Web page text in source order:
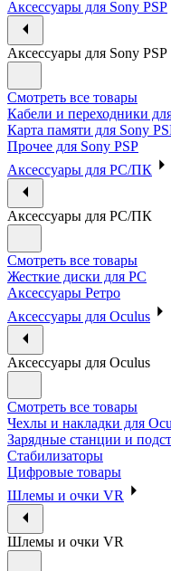
Аксессуары для Sony PSP
Аксессуары для Sony PSP
Смотреть все товары
Кабели и переходники
Карта памяти для Sony
Прочее для Sony PSP
Аксессуары для PC/ПК
Аксессуары для PC/ПК
Смотреть все товары
Жесткие диски для PC
Аксессуары Ретро
Аксессуары для Oculus
Аксессуары для Oculus
Смотреть все товары
Чехлы и накладки для
Зарядные станции и
Стабилизаторы
Цифровые товары
Шлемы и очки VR
Шлемы и очки VR